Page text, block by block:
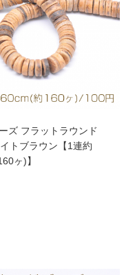
ズ フラットラウンド
トブラウン【1連約
ヶ)】